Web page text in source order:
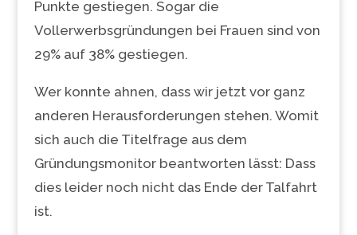
Punkte gestiegen. Sogar die
Vollerwerbsgründungen bei Frauen sind von
29% auf 38% gestiegen.
Wer konnte ahnen, dass wir jetzt vor ganz
anderen Herausforderungen stehen. Womit
sich auch die Titelfrage aus dem
Gründungsmonitor beantworten lässt: Dass
dies leider noch nicht das Ende der Talfahrt
ist.